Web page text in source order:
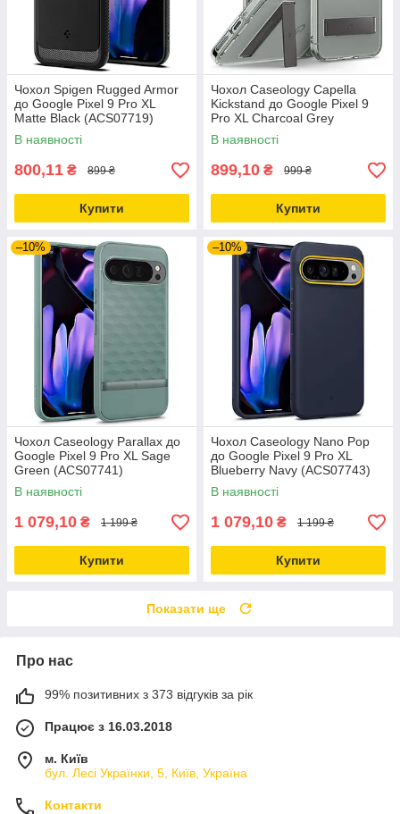
Чохол Spigen Rugged Armor
до Google Pixel 9 Pro XL
Matte Black (ACS07719)
В наявності
800,11 ₴ 899 ₴
Купити
Чохол Caseology Capella
Kickstand до Google Pixel 9
Pro XL Charcoal Grey
(ACS07750)
В наявності
899,10 ₴ 999 ₴
Купити
–10%
Чохол Caseology Parallax до
Google Pixel 9 Pro XL Sage
Green (ACS07741)
В наявності
1 079,10 ₴ 1 199 ₴
Купити
–10%
Чохол Caseology Nano Pop
до Google Pixel 9 Pro XL
Blueberry Navy (ACS07743)
В наявності
1 079,10 ₴ 1 199 ₴
Купити
Показати ще
Про нас
99% позитивних з 373 відгуків за рік
Працює з 16.03.2018
м. Київ
бул. Лесі Українки, 5, Київ, Україна
Контакти